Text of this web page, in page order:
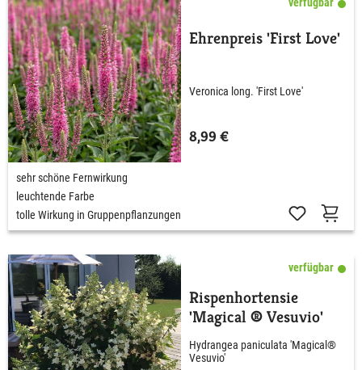
Ehrenpreis 'First Love'
Veronica long. 'First Love'
8,99 €
sehr schöne Fernwirkung
leuchtende Farbe
tolle Wirkung in Gruppenpflanzungen
verfügbar
Rispenhortensie
'Magical ® Vesuvio'
Hydrangea paniculata 'Magical®
Vesuvio'